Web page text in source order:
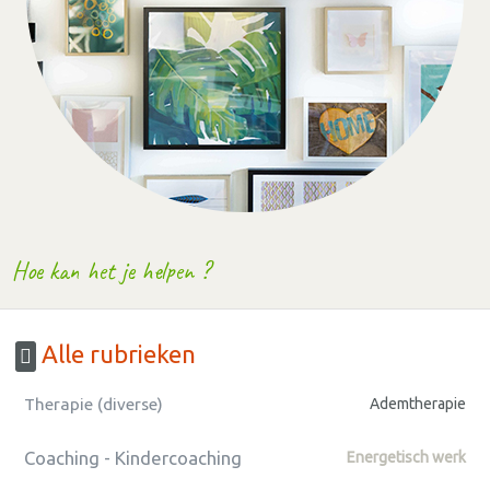
Hoe kan het je helpen ?
Alle rubrieken
Therapie (diverse) Ademtherapie
Coaching - Kindercoaching Energetisch werk